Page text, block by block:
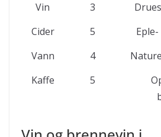
Vin
3
Cider
5
Vann
4
Kaffe
5